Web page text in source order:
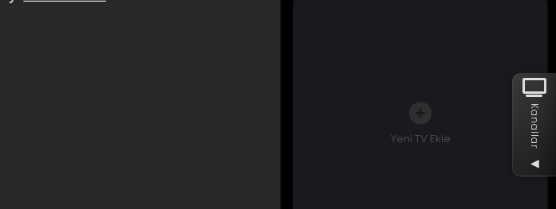
Kanallar
◀
Yeni TV Ekle